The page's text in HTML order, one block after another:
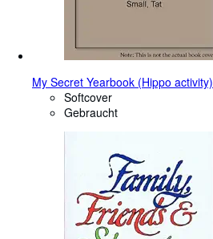
My Secret Yearbook (Hippo activity)
Softcover
Gebraucht